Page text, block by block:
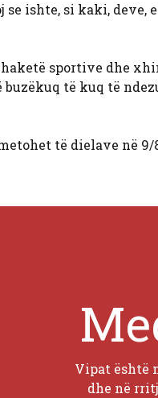
ishte, si kaki, deve,
sportive dhe
të kuq të
të dielave në 9/
Vipat është
dhe në